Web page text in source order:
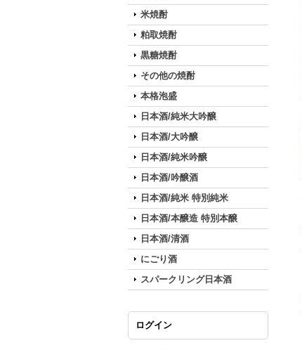
米焼酎
粕取焼酎
黒糖焼酎
その他の焼酎
本格泡盛
日本酒/純米大吟醸
日本酒/大吟醸
日本酒/純米吟醸
日本酒/吟醸酒
日本酒/純米 特別純米
日本酒/本醸造 特別本醸
日本酒/清酒
にごり酒
スパークリング日本酒
ログイン